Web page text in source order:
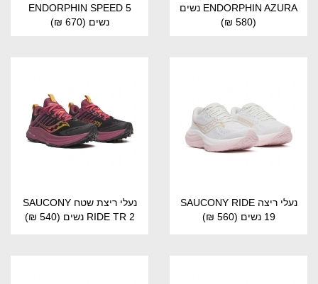
ENDORPHIN AZURA נשים
(580 ₪)
ENDORPHIN SPEED 5
נשים (670 ₪)
נעלי ריצה SAUCONY RIDE
19 נשים
(560 ₪)
נעלי ריצת שטח SAUCONY
RIDE TR 2 נשים
(540 ₪)